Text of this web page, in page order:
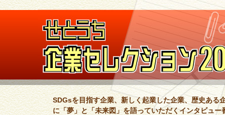
SDGsを目指す企業、新しく起業した企業、歴史ある
に「夢」と「未来図」を語っていただくインタビュ